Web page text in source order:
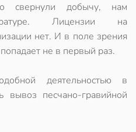
свернули добычу, нам
Лицензии на
нет. И в поле зрения
не в первый раз.
деятельностью в
вывоз песчано-гравийной